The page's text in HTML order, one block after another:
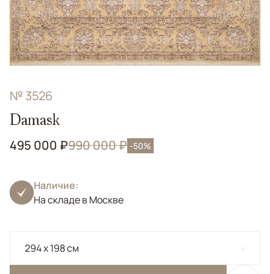
№ 3526
Damask
495 000 ₽990 000 ₽ -50%
Наличие:
На складе в Москве
294 x 198 см